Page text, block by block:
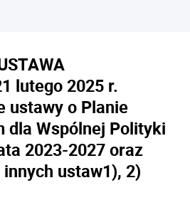
lutego 2025 r.
ustawy o Planie
dla Wspólnej Polityki
2023-2027 oraz
ustaw1), 2)